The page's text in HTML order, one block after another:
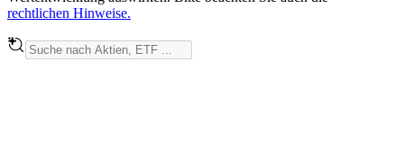
rechtlichen Hinweise.